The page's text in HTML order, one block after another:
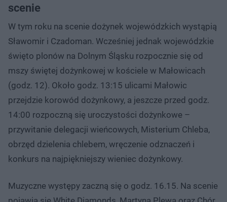
scenie
W tym roku na scenie dożynek wojewódzkich wystąpią
Sławomir i Czadoman. Wcześniej jednak wojewódzkie
święto plonów na Dolnym Śląsku rozpocznie się od
mszy świętej dożynkowej w kościele w Małowicach
(godz. 12). Około godz. 13:15 ulicami Małowic
przejdzie korowód dożynkowy, a jeszcze przed godz.
14:00 rozpoczną się uroczystości dożynkowe –
przywitanie delegacji wieńcowych, Misterium Chleba,
obrzęd dzielenia chlebem, wręczenie odznaczeń i
konkurs na najpiękniejszy wieniec dożynkowy.
Muzyczne występy zaczną się o godz. 16.15. Na scenie